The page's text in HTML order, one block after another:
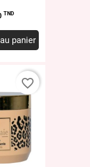
TND
panier
favorite_border